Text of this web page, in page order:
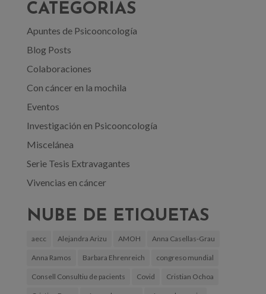
CATEGORÍAS
Apuntes de Psicooncología
Blog Posts
Colaboraciones
Con cáncer en la mochila
Eventos
Investigación en Psicooncología
Miscelánea
Serie Tesis Extravagantes
Vivencias en cáncer
NUBE DE ETIQUETAS
aecc Alejandra Arizu AMOH Anna Casellas-Grau
Anna Ramos Barbara Ehrenreich congreso mundial
Consell Consultiu de pacients Covid Cristian Ochoa